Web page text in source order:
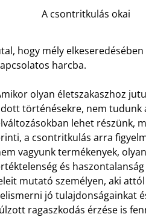
A csontritkulás okai
hogy mély
harcba.
olyan életszakaszhoz
történésekre, nem tudunk
lehet részünk,
a csontritkulás arra
vagyunk termékenyek,
és
mutató személyen, aki
jó tulajdonságainkat
ragaszkodás érzése is